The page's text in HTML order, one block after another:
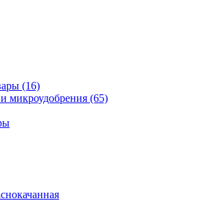
(16)
микроудобрения (65)